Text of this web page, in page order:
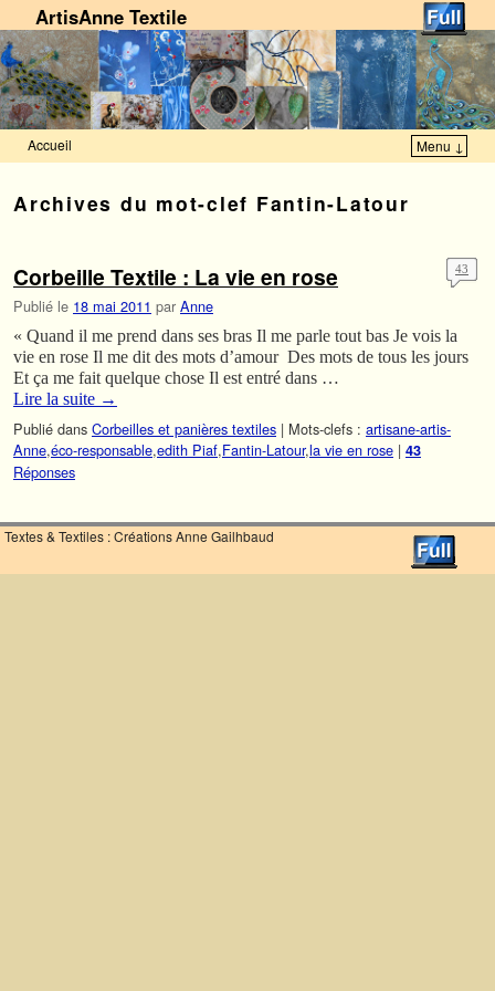
ArtisAnne Textile
Accueil Menu ↓
Archives du mot-clef Fantin-Latour
Corbeille Textile : La vie en rose
Publié le 18 mai 2011 par Anne
43
« Quand il me prend dans ses bras Il me parle tout bas Je vois la
vie en rose Il me dit des mots d’amour Des mots de tous les jours
Et ça me fait quelque chose Il est entré dans …
Lire la suite →
Publié dans Corbeilles et panières textiles | Mots-clefs : artisane-artis-
Anne,éco-responsable,edith Piaf,Fantin-Latour,la vie en rose | 43
Réponses
Textes & Textiles : Créations Anne Gailhbaud